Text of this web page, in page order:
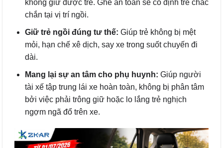
không giữ được trẻ. Ghế an toàn sẽ cố định trẻ chắc
chắn tại vị trí ngồi.
Giữ trẻ ngồi đúng tư thế: Giúp trẻ không bị mệt
mỏi, hạn chế xê dịch, say xe trong suốt chuyến đi
dài.
Mang lại sự an tâm cho phụ huynh: Giúp người
tài xế tập trung lái xe hoàn toàn, không bị phân tâm
bởi việc phải trông giữ hoặc lo lắng trẻ nghịch
ngợm ngã đổ trên xe.